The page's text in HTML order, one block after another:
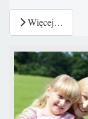
Więcej…